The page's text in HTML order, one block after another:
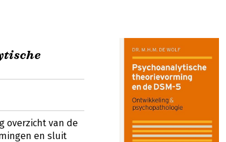
overzicht van de
en sluit